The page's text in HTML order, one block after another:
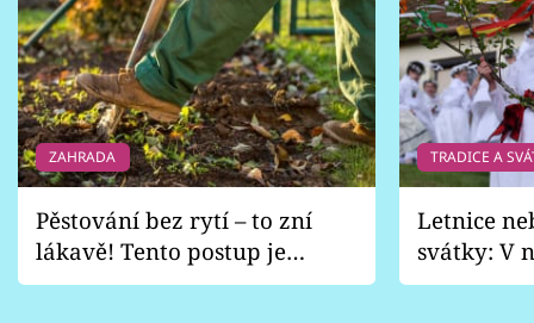
ZAHRADA
Pěstování bez rytí – to zní
lákavě! Tento postup je
vhodný jen pro některé
TRADICE A
Letnice
svátky: V
pondělí